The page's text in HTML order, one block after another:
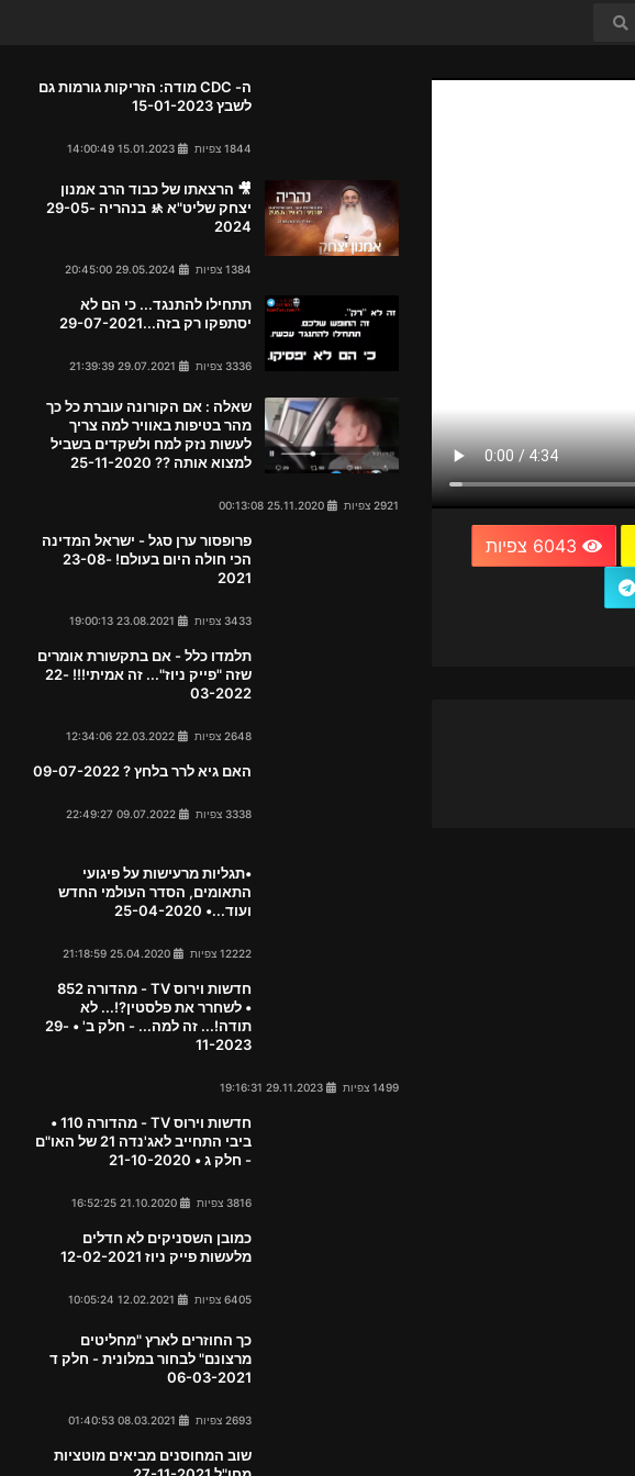
ה- CDC מודה: הזריקות גורמות גם
לשבץ 15-01-2023
1844 צפיות
🎥 הרצאתו של כבוד הרב אמנון
יצחק שליט"א 🚸 בנהריה 29-05-
2024
1384 צפיות
תתחילו להתנגד... כי הם לא
יסתפקו רק בזה...29-07-2021
3336 צפיות
שאלה : אם הקורונה עוברת כל כך
מהר בטיפות באוויר למה צריך
לעשות נזק למח ולשקדים בשביל
למצוא אותה ?? 25-11-2020
2921 צפיות
פרופסור ערן סגל - ישראל המדינה
הכי חולה היום בעולם! 23-08-
2021
3433 צפיות
תלמדו כלל - אם בתקשורת אומרים
שזה "פייק ניוז"... זה אמיתי!!! 22-
03-2022
2648 צפיות
האם גיא לרר בלחץ ? 09-07-2022
3338 צפיות
•תגליות מרעישות על פיגועי
התאומים, הסדר העולמי החדש
ועוד...• 25-04-2020
12222 צפיות
חדשות וירוס TV - מהדורה 852
• לשחרר את פלסטין?!... לא
תודה!... זה למה... - חלק ב' • 29-
11-2023
1499 צפיות
חדשות וירוס TV - מהדורה 110 •
ביבי התחייב לאג'נדה 21 של האו"ם
- חלק ג • 21-10-2020
3816 צפיות
כמובן השסניקים לא חדלים
מלעשות פייק ניוז 12-02-2021
6405 צפיות
כך החוזרים לארץ "מחליטים
מרצונם" לבחור במלונית - חלק ד
06-03-2021
2693 צפיות
שוב המחוסנים מביאים מוטציות